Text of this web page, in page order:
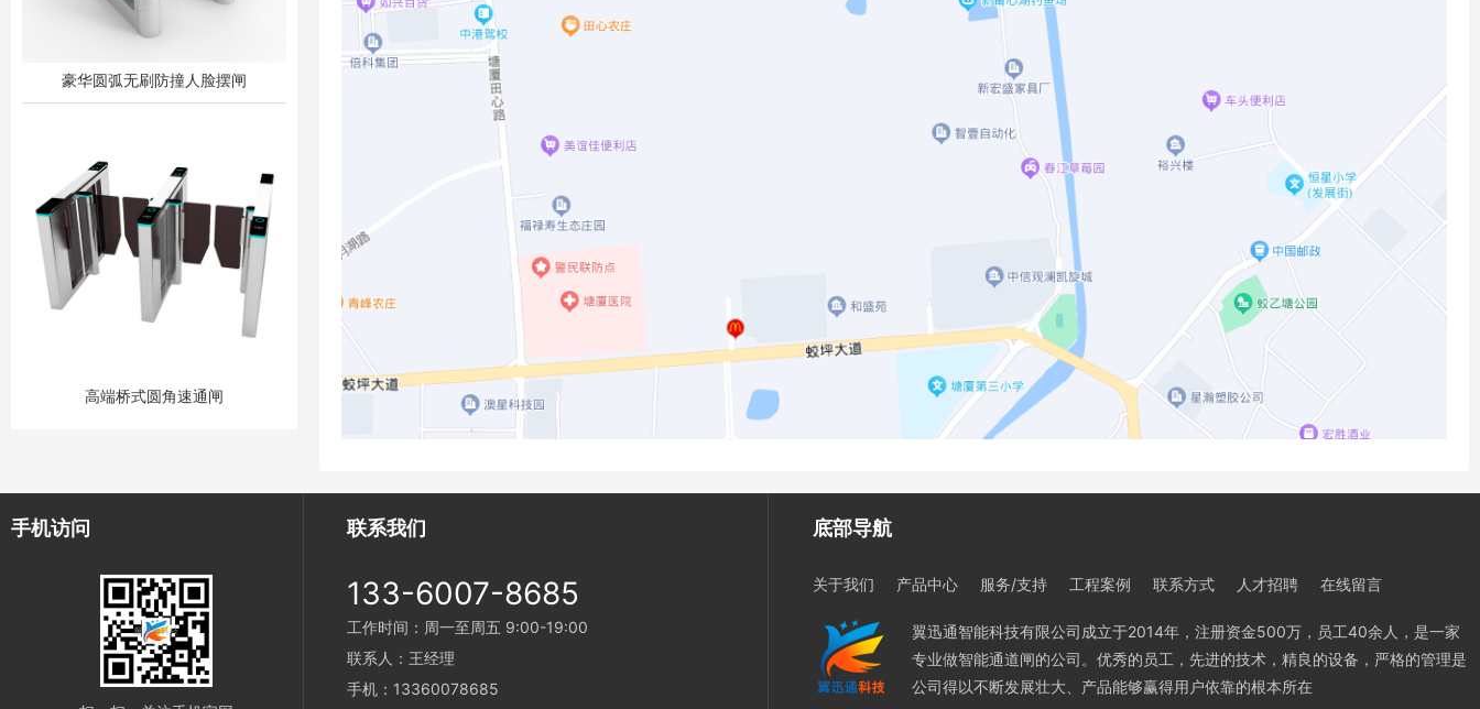
豪华圆弧无刷防撞人脸摆闸
高端桥式圆角速通闸
手机访问 联系我们
133-6007-8685
工作时间：周一至周五 9:00-19:00
联系人：王经理
手机：13360078685
底部导航
关于我们 产品中心 服务/支持 工程案例 联系方式 人才招聘 在线留言
翼迅通智能科技有限公司成立于2014年，注册资金500万，员工40余人，是一家
专业做智能通道闸的公司。优秀的员工，先进的技术，精良的设备，严格的管理是
公司得以不断发展壮大、产品能够赢得用户依靠的根本所在